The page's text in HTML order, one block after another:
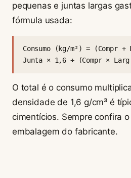
pequenas e juntas largas
fórmula usada:
Consumo (kg/m²) = (Compr
Junta × 1,6 ÷ (Compr ×
O total é o consumo
densidade de 1,6 g/cm³ é
cimentícios. Sempre confira
embalagem do fabricante.